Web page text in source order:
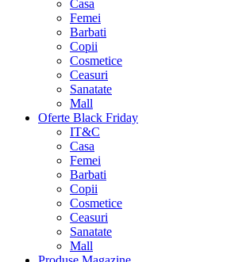
Casa
Femei
Barbati
Copii
Cosmetice
Ceasuri
Sanatate
Mall
Oferte Black Friday
IT&C
Casa
Femei
Barbati
Copii
Cosmetice
Ceasuri
Sanatate
Mall